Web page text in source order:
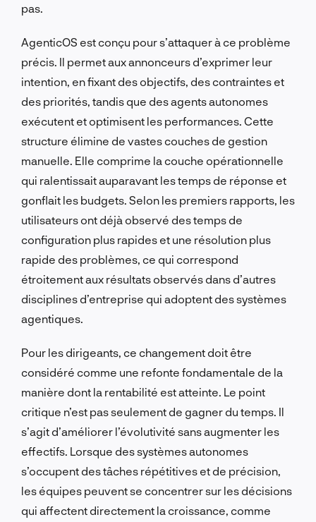
pas.
AgenticOS est conçu pour s’attaquer à ce problème
précis. Il permet aux annonceurs d’exprimer leur
intention, en fixant des objectifs, des contraintes et
des priorités, tandis que des agents autonomes
exécutent et optimisent les performances. Cette
structure élimine de vastes couches de gestion
manuelle. Elle comprime la couche opérationnelle
qui ralentissait auparavant les temps de réponse et
gonflait les budgets. Selon les premiers rapports, les
utilisateurs ont déjà observé des temps de
configuration plus rapides et une résolution plus
rapide des problèmes, ce qui correspond
étroitement aux résultats observés dans d’autres
disciplines d’entreprise qui adoptent des systèmes
agentiques.
Pour les dirigeants, ce changement doit être
considéré comme une refonte fondamentale de la
manière dont la rentabilité est atteinte. Le point
critique n’est pas seulement de gagner du temps. Il
s’agit d’améliorer l’évolutivité sans augmenter les
effectifs. Lorsque des systèmes autonomes
s’occupent des tâches répétitives et de précision,
les équipes peuvent se concentrer sur les décisions
qui affectent directement la croissance, comme